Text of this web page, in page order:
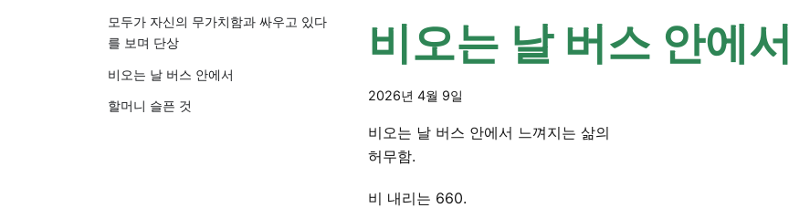
모두가 자신의 무가치함과 싸우고 있다
를 보며 단상
비오는 날 버스 안에서
할머니 슬픈 것
비오는 날 버스 안에서
2026년 4월 9일
비오는 날 버스 안에서 느껴지는 삶의
허무함.
비 내리는 660.